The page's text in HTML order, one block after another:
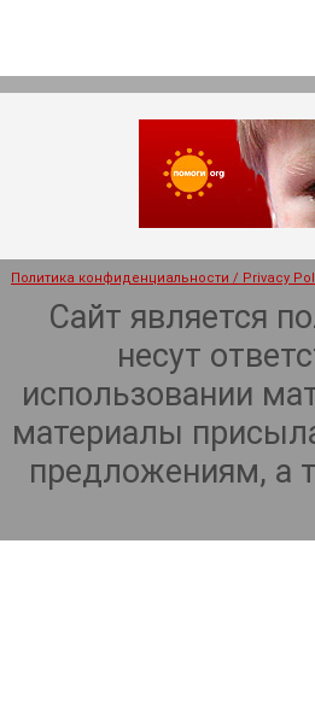
Политика конфиденциальности / Privacy
Сайт является
несут
использовании
материалы
предложениям, а